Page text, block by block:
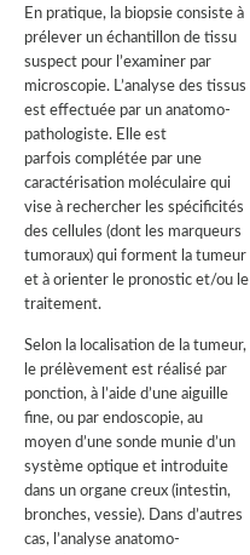
En pratique, la biopsie consiste à
prélever un échantillon de tissu
suspect pour l’examiner par
microscopie. L’analyse des tissus
est effectuée par un anatomo-
pathologiste. Elle est
parfois complétée par une
caractérisation moléculaire qui
vise à rechercher les spécificités
des cellules (dont les marqueurs
tumoraux) qui forment la tumeur
et à orienter le pronostic et/ou le
traitement.
Selon la localisation de la tumeur,
le prélèvement est réalisé par
ponction, à l’aide d’une aiguille
fine, ou par endoscopie, au
moyen d’une sonde munie d’un
système optique et introduite
dans un organe creux (intestin,
bronches, vessie). Dans d’autres
cas, l’analyse anatomo-